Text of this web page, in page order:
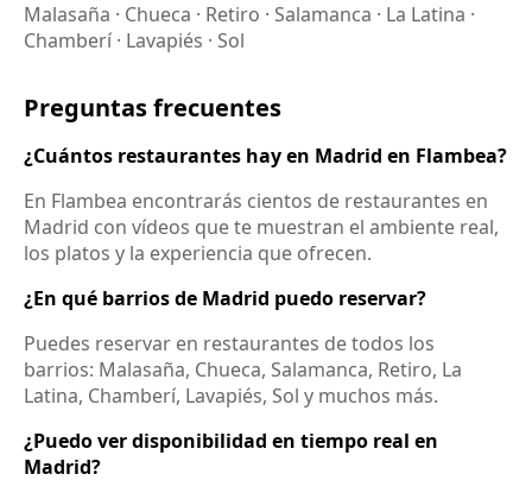
Malasaña · Chueca · Retiro · Salamanca · La Latina ·
Chamberí · Lavapiés · Sol
Preguntas frecuentes
¿Cuántos restaurantes hay en Madrid en Flambea?
En Flambea encontrarás cientos de restaurantes en
Madrid con vídeos que te muestran el ambiente real,
los platos y la experiencia que ofrecen.
¿En qué barrios de Madrid puedo reservar?
Puedes reservar en restaurantes de todos los
barrios: Malasaña, Chueca, Salamanca, Retiro, La
Latina, Chamberí, Lavapiés, Sol y muchos más.
¿Puedo ver disponibilidad en tiempo real en
Madrid?